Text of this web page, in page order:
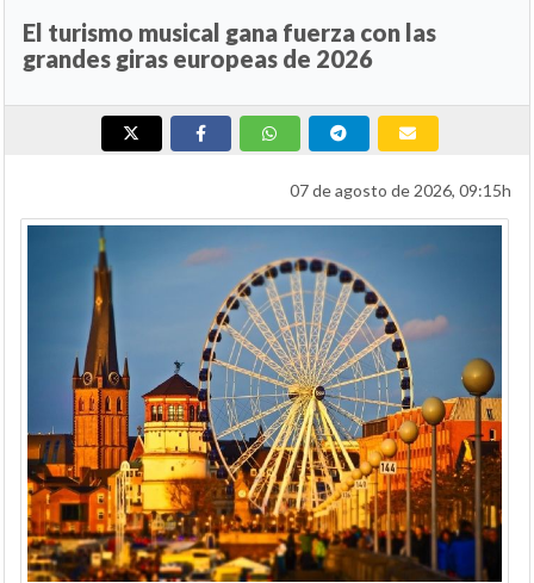
El turismo musical gana fuerza con las
grandes giras europeas de 2026
07 de agosto de 2026, 09:15h